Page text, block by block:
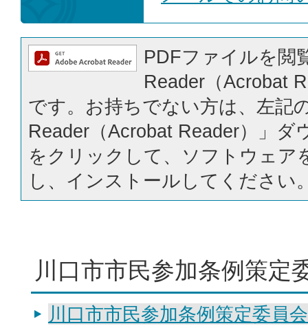
PDFファイルを閲
Reader（Acrobat
です。お持ちでない方は、左記
Reader（Acrobat Reader）」ダ
をクリックして、ソフトウェア
し、インストールしてください
川口市市民参加条例策定
川口市市民参加条例策定委員会